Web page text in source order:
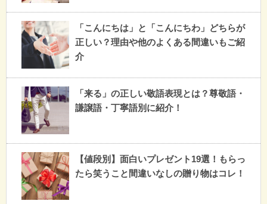
「こんにちは」と「こんにちわ」どちらが
正しい？理由や他のよくある間違いもご紹
介
「来る」の正しい敬語表現とは？尊敬語・
謙譲語・丁寧語別に紹介！
【値段別】面白いプレゼント19選！もらっ
たら笑うこと間違いなしの贈り物はコレ！